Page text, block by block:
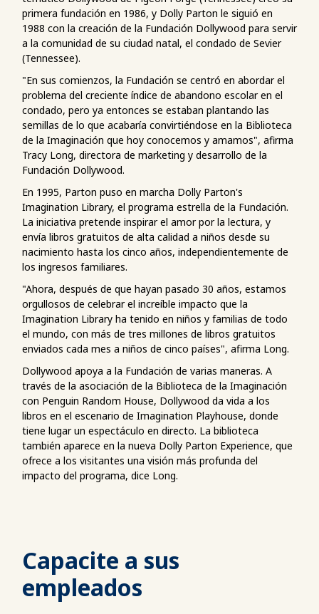
primera fundación en 1986, y Dolly Parton le siguió en
1988 con la creación de la Fundación Dollywood para servir
a la comunidad de su ciudad natal, el condado de Sevier
(Tennessee).
"En sus comienzos, la Fundación se centró en abordar el
problema del creciente índice de abandono escolar en el
condado, pero ya entonces se estaban plantando las
semillas de lo que acabaría convirtiéndose en la Biblioteca
de la Imaginación que hoy conocemos y amamos", afirma
Tracy Long, directora de marketing y desarrollo de la
Fundación Dollywood.
En 1995, Parton puso en marcha Dolly Parton's
Imagination Library, el programa estrella de la Fundación.
La iniciativa pretende inspirar el amor por la lectura, y
envía libros gratuitos de alta calidad a niños desde su
nacimiento hasta los cinco años, independientemente de
los ingresos familiares.
"Ahora, después de que hayan pasado 30 años, estamos
orgullosos de celebrar el increíble impacto que la
Imagination Library ha tenido en niños y familias de todo
el mundo, con más de tres millones de libros gratuitos
enviados cada mes a niños de cinco países", afirma Long.
Dollywood apoya a la Fundación de varias maneras. A
través de la asociación de la Biblioteca de la Imaginación
con Penguin Random House, Dollywood da vida a los
libros en el escenario de Imagination Playhouse, donde
tiene lugar un espectáculo en directo. La biblioteca
también aparece en la nueva Dolly Parton Experience, que
ofrece a los visitantes una visión más profunda del
impacto del programa, dice Long.
Capacite a sus
empleados